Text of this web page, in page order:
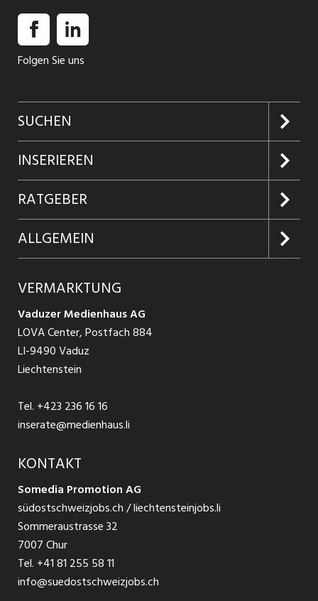
Folgen Sie uns
SUCHEN
Jobs suchen
Jobabo
Firmen entdecken
Jobs in Graubünden
Jobs in St. Gallen
Jobs in Glarus
Jobs in der Südostschweiz
Temporär Jobs
Teilzeit Jobs
Praktikum
INSERIEREN
Kundenlogin
Inserieren
Produkte
Schnittstelle
RATGEBER
Glossar
Ratgeber Bewerbung / Rekrutierung
ALLGEMEIN
AGB
Datenschutzbestimmungen
Nutzungsbedingungen
Impressum
VERMARKTUNG
Vaduzer Medienhaus AG
LOVA Center, Postfach 884
LI-9490 Vaduz
Liechtenstein
Tel. +423 236 16 16
inserate@medienhaus.li
KONTAKT
Somedia Promotion AG
südostschweizjobs.ch / liechtensteinjobs.li
Sommeraustrasse 32
7007 Chur
Tel. +41 81 255 58 11
info@suedostschweizjobs.ch